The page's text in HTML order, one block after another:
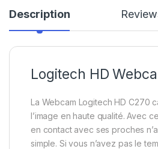
Description
Logitech HD
La Webcam Logitech HD C270
l’image en haute qualité. Avec
en contact avec ses proches
simple. Si vous n’avez pas le